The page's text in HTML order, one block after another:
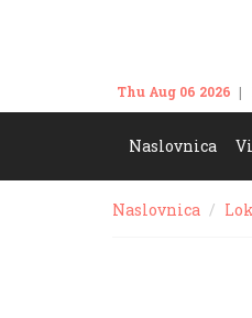
Thu Aug 06 2026
Naslovnica
Naslovnica